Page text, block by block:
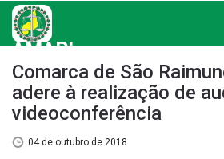
AMAPI
Comarca de São
adere à realização de
videoconferência
04 de outubro de 2018